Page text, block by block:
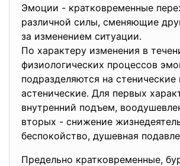
Эмоции - кратковременные
различной силы, сменяющие
за изменением ситуации.
По характеру изменения в
физиологических процессов
подразделяются на стенические
астенические. Для первых
внутренний подъем,
вторых - снижение
беспокойство, душевная
Предельно кратковременные,